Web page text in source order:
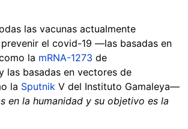
las vacunas actualmente
el covid-19 —las basadas en
la mRNA-1273 de
las basadas en vectores de
la Sputnik V del Instituto Gamaleya—
en la humanidad y su objetivo es la